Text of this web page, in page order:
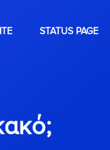
STATUS PAGE